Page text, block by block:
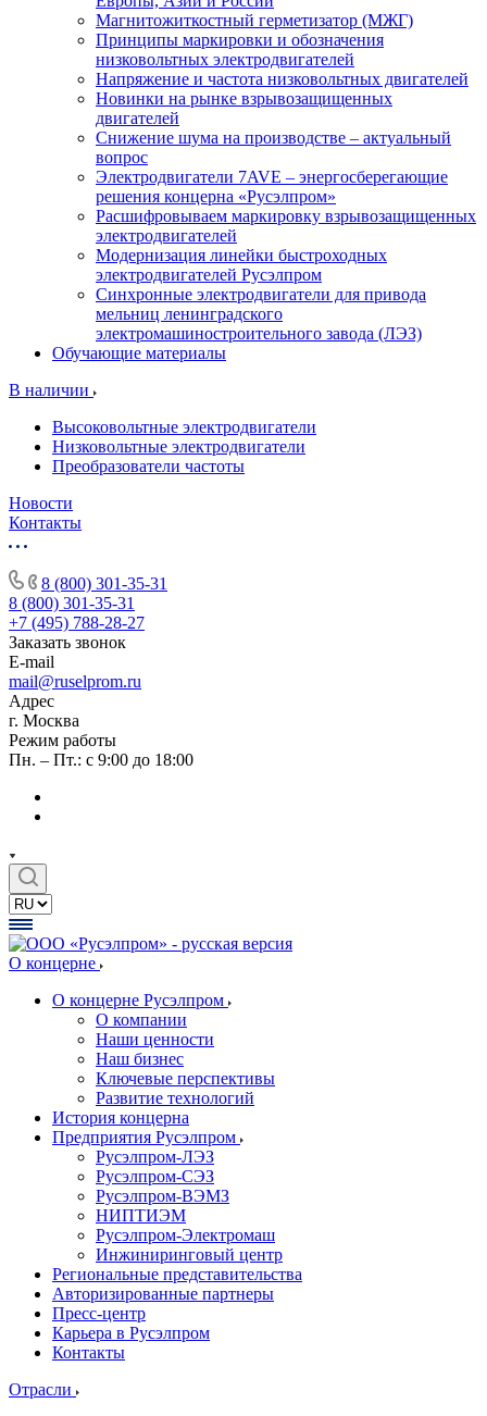
Магнитожиткостный герметизатор (МЖГ)
Принципы маркировки и обозначения
низковольтных электродвигателей
Напряжение и частота низковольтных двигателей
Новинки на рынке взрывозащищенных
двигателей
Снижение шума на производстве – актуальный
вопрос
Электродвигатели 7AVE – энергосберегающие
решения концерна «Русэлпром»
Расшифровываем маркировку взрывозащищенных
электродвигателей
Модернизация линейки быстроходных
электродвигателей Русэлпром
Синхронные электродвигатели для привода
мельниц ленинградского
электромашиностроительного завода (ЛЭЗ)
Обучающие материалы
В наличии
Высоковольтные электродвигатели
Низковольтные электродвигатели
Преобразователи частоты
Новости
Контакты
8 (800) 301-35-31
8 (800) 301-35-31
+7 (495) 788-28-27
Заказать звонок
E-mail
mail@ruselprom.ru
Адрес
г. Москва
Режим работы
Пн. – Пт.: с 9:00 до 18:00
О концерне
О концерне Русэлпром
О компании
Наши ценности
Наш бизнес
Ключевые перспективы
Развитие технологий
История концерна
Предприятия Русэлпром
Русэлпром-ЛЭЗ
Русэлпром-СЭЗ
Русэлпром-ВЭМЗ
НИПТИЭМ
Русэлпром-Электромаш
Инжиниринговый центр
Региональные представительства
Авторизированные партнеры
Пресс-центр
Карьера в Русэлпром
Контакты
Отрасли